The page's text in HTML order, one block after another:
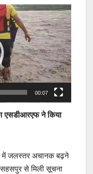
00:07
एसडीआरएफ ने किया
जलस्तर अचानक बढ़ने
से मिली सूचना